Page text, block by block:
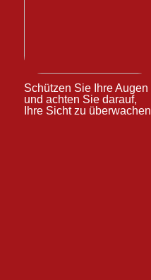
Schützen Sie Ihre Augen
und achten Sie darauf,
Ihre Sicht zu überwachen